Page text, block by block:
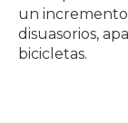
un
disuasorios,
bicicletas.